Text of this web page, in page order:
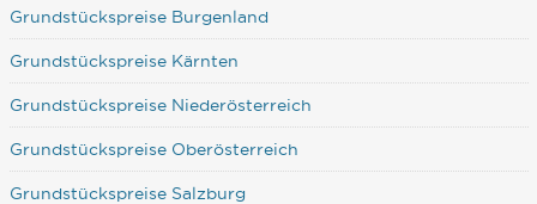
Grundstückspreise Burgenland
Grundstückspreise Kärnten
Grundstückspreise Niederösterreich
Grundstückspreise Oberösterreich
Grundstückspreise Salzburg